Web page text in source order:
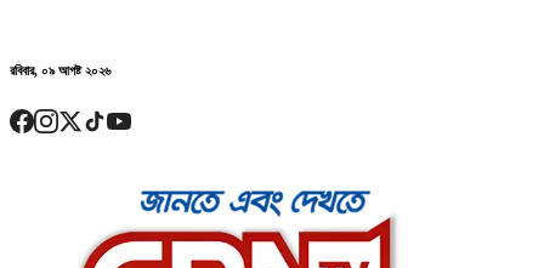
রবিবার, ০৯ আগষ্ট ২০২৬